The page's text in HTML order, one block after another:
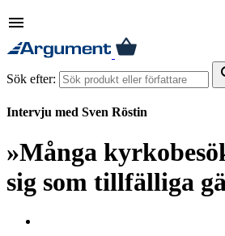
menu
Sök efter:
Intervju med Sven Röstin
»Många
sig som tillfälliga